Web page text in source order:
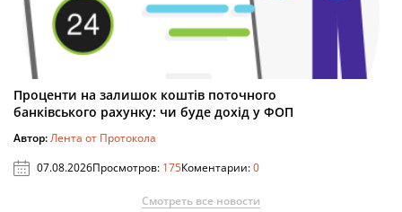
Проценти на залишок коштів поточного
банківського рахунку: чи буде дохід у ФОП
Автор:Лента от Протокола
07.08.2026Просмотров: 175Коментарии:0
Смотреть все новости